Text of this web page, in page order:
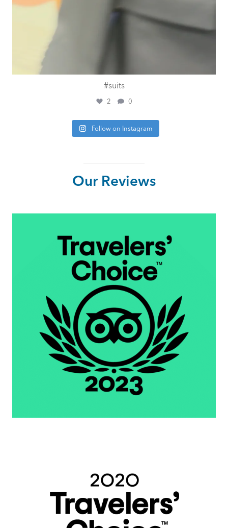
#suits
2 0
Follow on Instagram
Our Reviews